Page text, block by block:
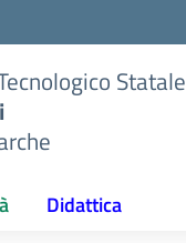
Statale
Didattica